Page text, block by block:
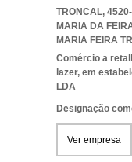
TRONCAL,
MARIA DA
MARIA FEIRA
Comércio a
lazer, em
LDA
Designação
Ver empresa